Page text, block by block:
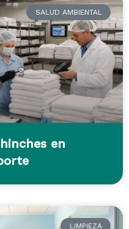
SALUD AMBIENTAL
en
LIMPIEZA